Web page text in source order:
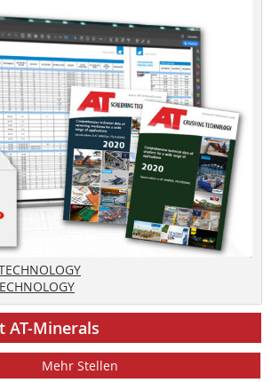
AT-Minerals
Mehr Stellen